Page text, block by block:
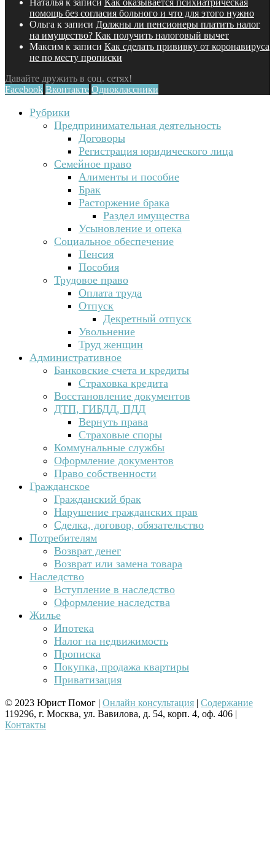
помощь без согласия больного и что для этого нужно
Ольга к записи Должны ли пенсионеры платить налог
на имущество? Как получить налоговый вычет
Максим к записи Как сделать прививку от коронавируса
не по месту прописки
Давайте дружить в соц. сетях!
Facebook Вконтакте Одноклассники
Рубрики
Предпринимательная деятельность
Договоры
Регистрация юридического лица
Семейное право
Алименты и пособие
Брак
Расторжение брака
Раздел имущества
Усыновление и опека
Социальное обеспечение
Пенсия
Пособия
Трудовое право
Оплата труда
Отпуск
Декретный отпуск
Увольнение
Труд женщин
Административное
Банковские счета и кредиты
Страховка кредита
Восстановление документов
ДТП, ГИБДД, ПДД
Вернуть права
Страховые споры
Коммунальные службы
Оформление документов
Право собственности
Гражданское
Гражданский брак
Нарушение гражданских прав
Сделка, договор, обязательство
Потребителям
Возврат денег
Возврат или замена товара
Наследство
Вступление в наследство
Оформление наследства
Жилье
Ипотека
Налог на недвижимость
Прописка
Покупка, продажа квартиры
Приватизация
© 2023 Юрист Помог | Онлайн консультация | Содержание
119296, г. Москва, ул. Вавилова, д. 54, корп. 4, оф. 406 |
Контакты